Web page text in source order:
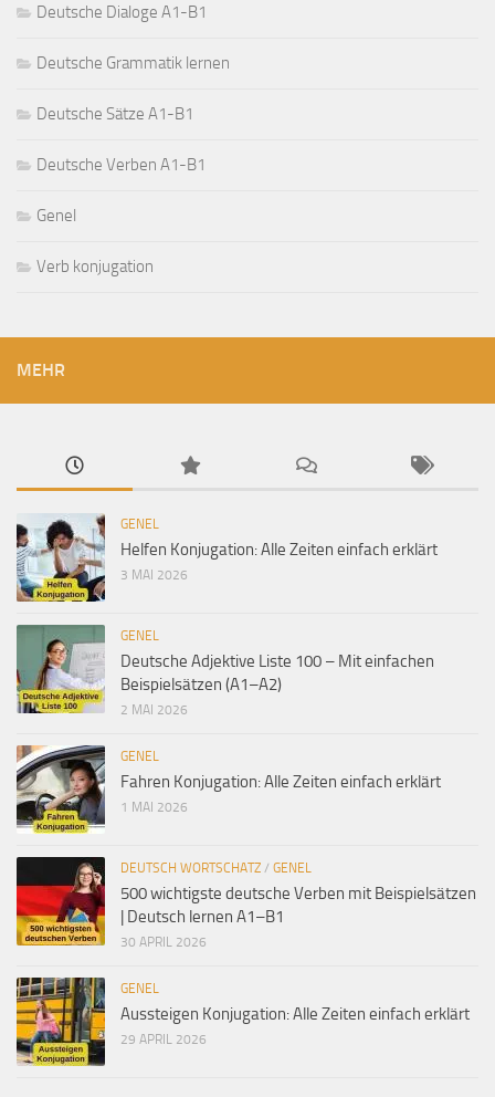
Deutsche Dialoge A1-B1
Deutsche Grammatik lernen
Deutsche Sätze A1-B1
Deutsche Verben A1-B1
Genel
Verb konjugation
MEHR
GENEL
Helfen Konjugation: Alle Zeiten einfach erklärt
3 MAI 2026
GENEL
Deutsche Adjektive Liste 100 – Mit einfachen
Beispielsätzen (A1–A2)
2 MAI 2026
GENEL
Fahren Konjugation: Alle Zeiten einfach erklärt
1 MAI 2026
DEUTSCH WORTSCHATZ / GENEL
500 wichtigste deutsche Verben mit Beispielsätzen
| Deutsch lernen A1–B1
30 APRIL 2026
GENEL
Aussteigen Konjugation: Alle Zeiten einfach erklärt
29 APRIL 2026